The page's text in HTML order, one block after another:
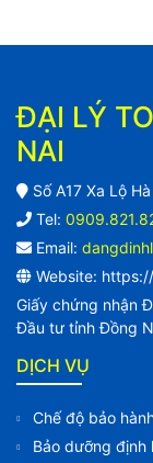
ĐẠI LÝ
NAI
Số A17 Xa Lộ
Tel:
Email:
Website:
Giấy chứng nhận
Đầu tư tỉnh Đồng
DỊCH VỤ
Chế độ bảo
Bảo dưỡng định